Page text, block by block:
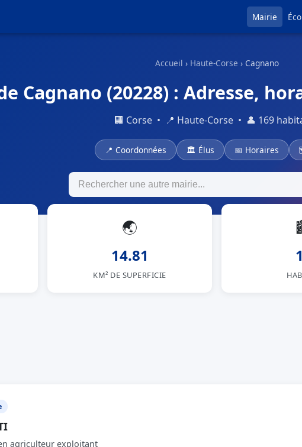
Mairie
Accueil › Haute-Corse › Cagnano
Cagnano (20228) : Adresse,
🏢 Corse • 📍 Haute-Corse • 👤 169
📍 Coordonnées 🏛 Élus 📅 Horaires
🌏
14.81
KM² DE SUPERFICIE
agriculteur exploitant